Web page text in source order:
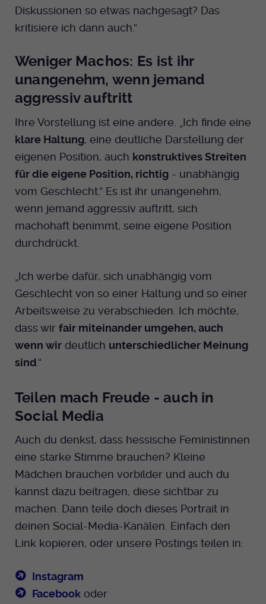
Diskussionen so etwas nachgesagt? Das
kritisiere ich dann auch.“
Weniger Machos: Es ist ihr
unangenehm, wenn jemand
aggressiv auftritt
Ihre Vorstellung ist eine andere. „Ich finde eine
klare Haltung, eine deutliche Darstellung der
eigenen Position, auch konstruktives Streiten
für die eigene Position, richtig - unabhängig
vom Geschlecht.“ Es ist ihr unangenehm,
wenn jemand aggressiv auftritt, sich
machohaft benimmt, seine eigene Position
durchdrückt.
„Ich werbe dafür, sich unabhängig vom
Geschlecht von so einer Haltung und so einer
Arbeitsweise zu verabschieden. Ich möchte,
dass wir fair miteinander umgehen, auch
wenn wir deutlich unterschiedlicher Meinung
sind.“
Teilen mach Freude - auch in
Social Media
Auch du denkst, dass hessische Feministinnen
eine starke Stimme brauchen? Kleine
Mädchen brauchen vorbilder und auch du
kannst dazu beitragen, diese sichtbar zu
machen. Dann teile doch dieses Portrait in
deinen Social-Media-Kanälen. Einfach den
Link kopieren, oder unsere Postings teilen in:
Instagram
Facebook oder